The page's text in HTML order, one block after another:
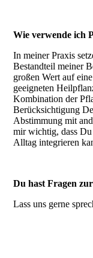
Wie verwende ich
In meiner Praxis
Bestandteil meiner
großen Wert auf
geeigneten
Kombination der
Berücksichtigung
Abstimmung mit
mir wichtig, dass
Alltag integrieren
Du hast Fragen
Lass uns gerne